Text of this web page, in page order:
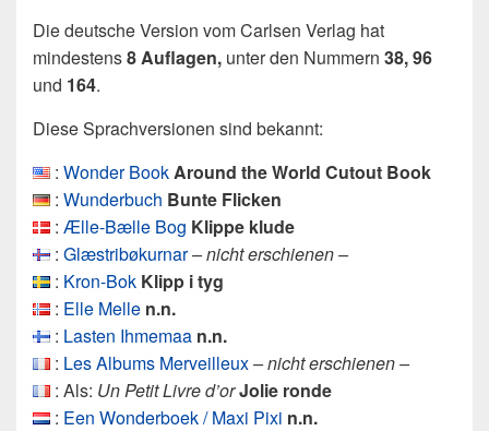
Die deutsche Version vom Carlsen Verlag hat
mindestens8 Auflagen, unter den Nummern 38, 96
und 164.
Diese Sprachversionen sind bekannt:
: Wonder BookAround the World Cutout Book
: Wunderbuch Bunte Flicken
: Ælle-Bælle Bog Klippe klude
: Glæstribøkurnar– nicht erschienen –
: Kron-Bok Klipp i tyg
: Elle Melle n.n.
: Lasten Ihmemaa n.n.
: Les Albums Merveilleux– nicht erschienen –
: Als: Un Petit Livre d’orJolie ronde
: Een Wonderboek / Maxi Pixi n.n.